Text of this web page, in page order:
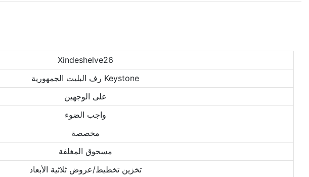
Xindeshelve26
رف البليت الجمهورية Keystone
على الوجهين
واجب الضوء
مخصصة
مسحوق المغلفة
تخزين تخطيط/عروض ثلاثية الأبعاد